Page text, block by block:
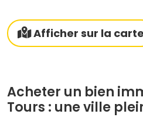
Afficher sur la carte
Acheter un bien
Tours : une ville